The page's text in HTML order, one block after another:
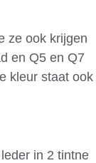
ze ook krijgen
en Q5 en Q7
kleur staat ook
in 2 tintne